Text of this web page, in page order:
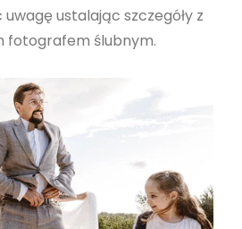
ustalając szczegóły z
fotografem ślubnym.